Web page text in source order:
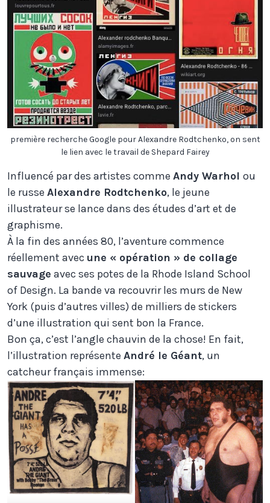
première recherche Google pour Alexandre Rodtchenko, on sent
le lien avec le travail de Shepard Fairey
Influencé par des artistes comme Andy Warhol ou
le russe Alexandre Rodtchenko, le jeune
illustrateur se lance dans des études d’art et de
graphisme.
À la fin des années 80, l’aventure commence
réellement avec une « opération » de collage
sauvage avec ses potes de la Rhode Island School
of Design. La bande va recouvrir les murs de New
York (puis d’autres villes) de milliers de stickers
d’une illustration qui sent bon la France.
Bon ça, c’est l’angle chauvin de la chose! En fait,
l’illustration représente André le Géant, un
catcheur français immense: